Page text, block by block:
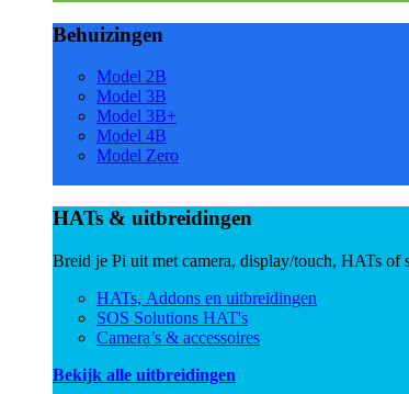
Behuizingen
Model 2B
Model 3B
Model 3B+
Model 4B
Model Zero
HATs & uitbreidingen
Breid je Pi uit met camera, display/touch, HATs of
HATs, Addons en uitbreidingen
SOS Solutions HAT's
Camera’s & accessoires
Bekijk alle uitbreidingen